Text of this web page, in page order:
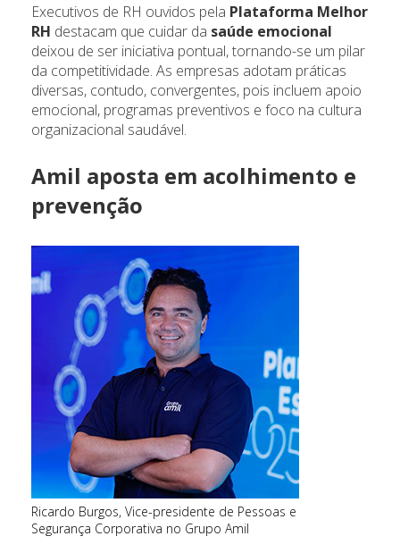
Executivos de RH ouvidos pela Plataforma Melhor
RH destacam que cuidar da saúde emocional
deixou de ser iniciativa pontual, tornando-se um pilar
da competitividade. As empresas adotam práticas
diversas, contudo, convergentes, pois incluem apoio
emocional, programas preventivos e foco na cultura
organizacional saudável.
Amil aposta em acolhimento e
prevenção
Ricardo Burgos, Vice-presidente de Pessoas e
Segurança Corporativa no Grupo Amil